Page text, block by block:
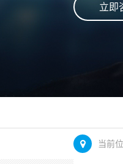
立即
当前